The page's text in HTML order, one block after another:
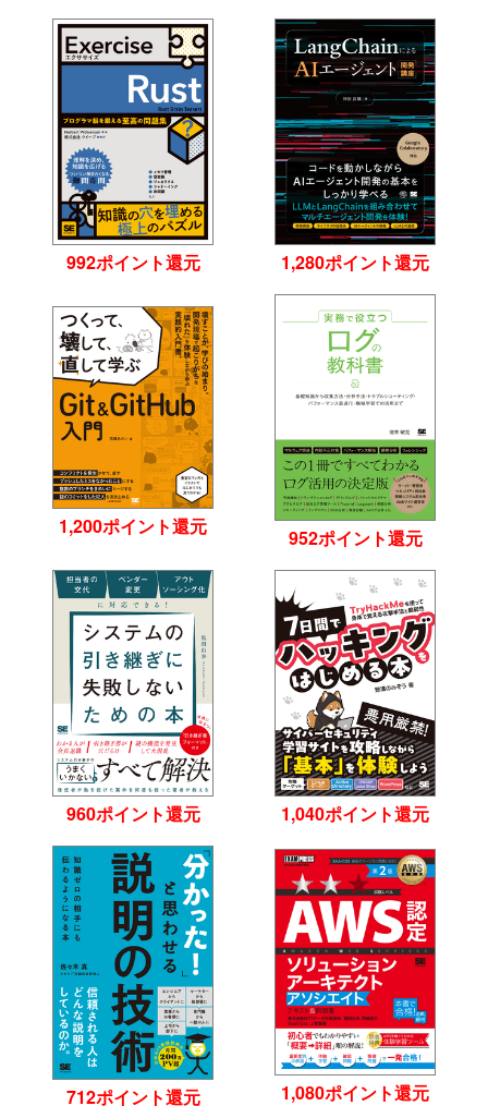
992ポイント還元 1,280ポイント還元
1,200ポイント還元 952ポイント還元
960ポイント還元 1,040ポイント還元
712ポイント還元 1,080ポイント還元